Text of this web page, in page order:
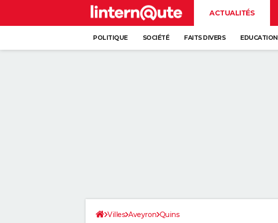
ACTUALITÉS
POLITIQUE SOCIÉTÉ FAITS DIVERS EDUCATION
Villes Aveyron Quins